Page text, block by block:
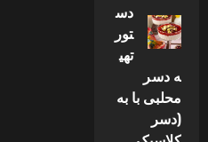
دس
تور
تهی
ه دسر
محلبی با به
(دسر